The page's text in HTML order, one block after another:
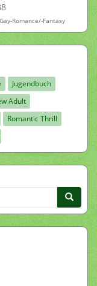
Romance/-Fantasy
Jugendbuch
Adult
Romantic Thrill